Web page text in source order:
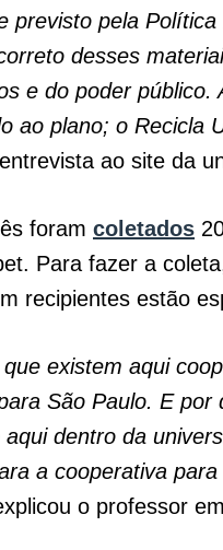
previsto pela
desses
e do poder público.
ao plano; o Recicla
ao site da
foram coletados
Para fazer a
recipientes estão
existem aqui
São Paulo. E
aqui dentro da
a cooperativa
o professor